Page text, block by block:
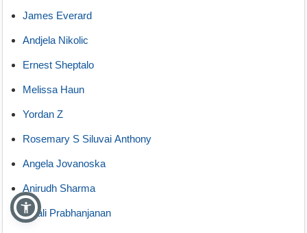
James Everard
Andjela Nikolic
Ernest Sheptalo
Melissa Haun
Yordan Z
Rosemary S Siluvai Anthony
Angela Jovanoska
Anirudh Sharma
Anjali Prabhanjanan